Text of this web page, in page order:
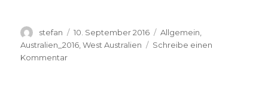
Autor
stefan
Veröffentlicht
am
10. September 2016 Kategorien
Allgemein
Australien_2016 ,West Australien
Schreibe einen
Kommentarzu